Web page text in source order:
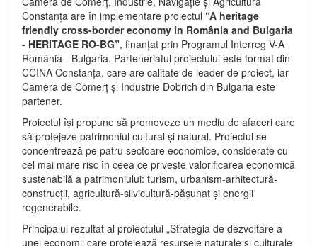
Constanța are în implementare proiectul “A heritage
friendly cross-border economy in România and Bulgaria
- HERITAGE RO-BG”, finanțat prin Programul Interreg V-A
România - Bulgaria. Parteneriatul proiectului este format din
CCINA Constanța, care are calitate de leader de proiect, iar
Camera de Comerț și Industrie Dobrich din Bulgaria este
partener.
Proiectul își propune să promoveze un mediu de afaceri care
să protejeze patrimoniul cultural și natural. Proiectul se
concentrează pe patru sectoare economice, considerate cu
cel mai mare risc în ceea ce privește valorificarea economică
sustenabilă a patrimoniului: turism, urbanism-arhitectură-
construcții, agricultură-silvicultură-pășunat și energii
regenerabile.
Principalul rezultat al proiectului „Strategia de dezvoltare a
unei economii care protejează resursele naturale și culturale